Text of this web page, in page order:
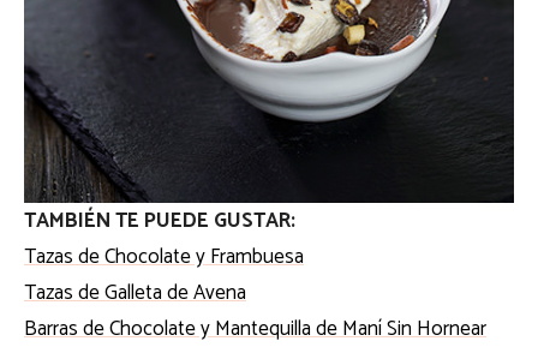
TAMBIÉN TE PUEDE GUSTAR:
Tazas de Chocolate y Frambuesa
Tazas de Galleta de Avena
Barras de Chocolate y Mantequilla de Maní Sin Hornear